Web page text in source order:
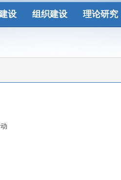
设 组织建设 理论研究